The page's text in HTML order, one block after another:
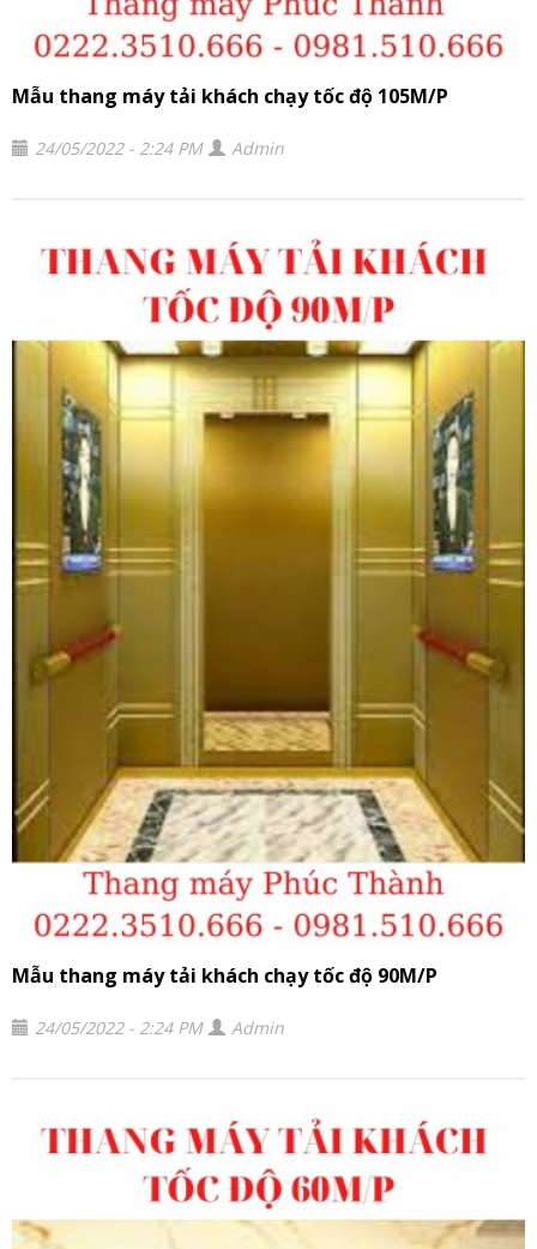
Mẫu thang máy tải khách chạy tốc độ 105M/P
24/05/2022 - 2:24 PM Admin
Mẫu thang máy tải khách chạy tốc độ 90M/P
24/05/2022 - 2:24 PM Admin